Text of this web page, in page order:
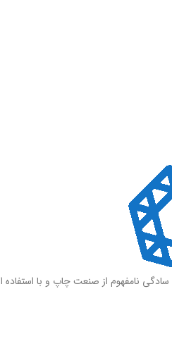
نامفهوم از صنعت چاپ و با